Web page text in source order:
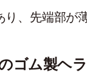
り、先端部が
ゴム製ヘラ